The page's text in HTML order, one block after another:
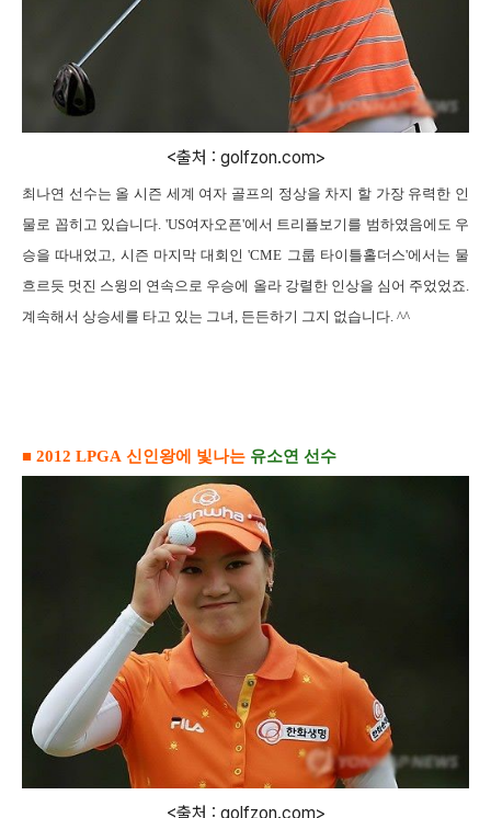
<출처 : golfzon.com>
최나연 선수는 올 시즌 세계 여자 골프의 정상을 차지 할 가장 유력한 인
물로 꼽히고 있습니다. 'US여자오픈'에서 트리플보기를 범하였음에도 우
승을 따내었고, 시즌 마지막 대회인 'CME 그룹 타이틀홀더스'에서는 물
흐르듯 멋진 스윙의 연속으로 우승에 올라 강렬한 인상을 심어 주었었죠.
계속해서 상승세를 타고 있는 그녀, 든든하기 그지 없습니다. ^^
■ 2012 LPGA 신인왕에 빛나는 유소연 선수
<출처 : golfzon.com>